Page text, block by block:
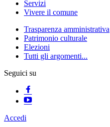
Servizi
Vivere il comune
Trasparenza amministrativa
Patrimonio culturale
Elezioni
Tutti gli argomenti...
Seguici su
Accedi